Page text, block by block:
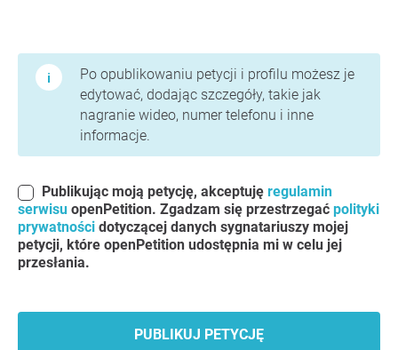
Po opublikowaniu petycji i profilu możesz je
edytować, dodając szczegóły, takie jak
nagranie wideo, numer telefonu i inne
informacje.
Publikując moją petycję, akceptuję regulamin
serwisu openPetition. Zgadzam się przestrzegać polityki
prywatności dotyczącej danych sygnatariuszy mojej
petycji, które openPetition udostępnia mi w celu jej
przesłania.
PUBLIKUJ PETYCJĘ